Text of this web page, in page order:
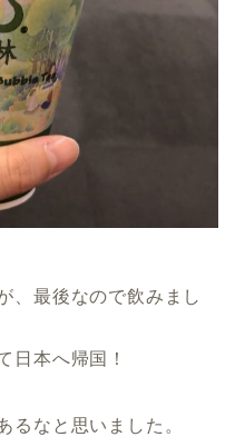
、最後なので飲みまし
日本へ帰国！
るなと思いました。